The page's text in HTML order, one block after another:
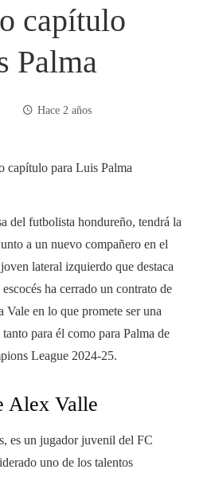
capítulo
Palma
Hace 2 años
del futbolista hondureño, tendrá la
a un nuevo compañero en el
lateral izquierdo que destaca
ha cerrado un contrato de
Vale en lo que promete ser una
para él como para Palma de
League 2024-25.
Alex Valle
es un jugador juvenil del FC
uno de los talentos